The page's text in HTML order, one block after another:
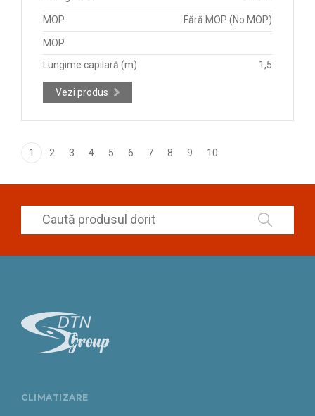
MOP Fără MOP (No MOP)
MOP
Lungime capilară (m)
1,5
Vezi produs
1 2 3 4 5 6 7 8 9 10
CLIMATIZARE